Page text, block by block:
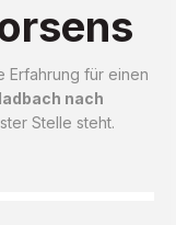
Erfahrung für einen
nach
Stelle steht.